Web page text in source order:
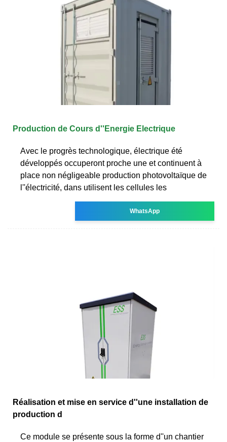
Production de Cours d''Energie Electrique
Avec le progrès technologique, électrique été
développés occuperont proche une et continuent à
place non négligeable production photovoltaïque de
l''électricité, dans utilisent les cellules les
WhatsApp
Réalisation et mise en service d''une installation de
production d
Ce module se présente sous la forme d''un chantier